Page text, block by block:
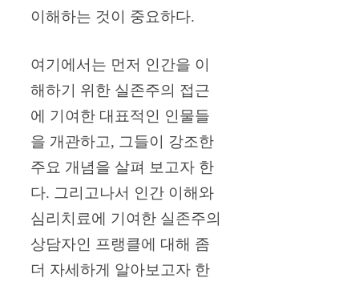
이해하는 것이 중요하다.
여기에서는 먼저 인간을 이
해하기 위한 실존주의 접근
에 기여한 대표적인 인물들
을 개관하고, 그들이 강조한
주요 개념을 살펴 보고자 한
다. 그리고나서 인간 이해와
심리치료에 기여한 실존주의
상담자인 프랭클에 대해 좀
더 자세하게 알아보고자 한